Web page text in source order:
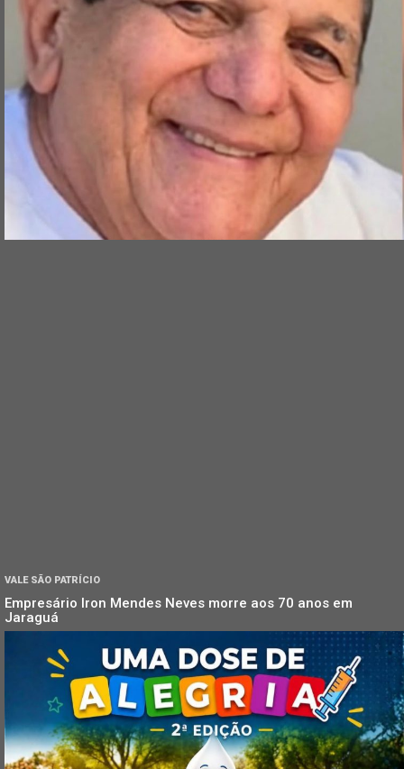
VALE SÃO PATRÍCIO
Empresário Iron Mendes Neves morre aos 70 anos em
Jaraguá